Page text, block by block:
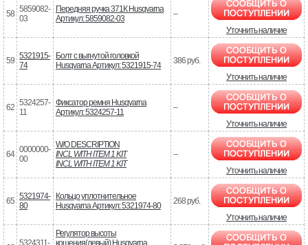
58 5859082-
03
Передняя ручка 371К Husqvarna
Артикул: 5859082-03
–
Уточнить наличие
59 5321915-
74
Болт с выгнутой головкой
Husqvarna Артикул: 5321915-74
386 руб.
Уточнить наличие
62 5324257-
11
Фиксатор ремня Husqvarna
Артикул: 5324257-11
–
Уточнить наличие
64 0000000-
00
W/O DESCRIPTION
INCL WITH ITEM 1 KIT
INCL WITH ITEM 1 KIT
–
Уточнить наличие
65 5321974-
80
Кольцо уплотнительное
Husqvarna Артикул: 5321974-80
268 руб.
Уточнить наличие
5324311-
Регулятор высоты
кошения(левый) Husqvarna